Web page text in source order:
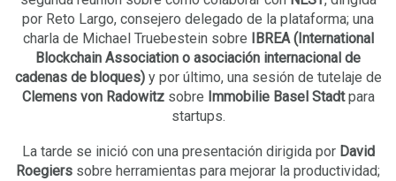
por Reto Largo, consejero delegado de la plataforma; una
charla de Michael Truebestein sobre IBREA (International
Blockchain Association o asociación internacional de
cadenas de bloques) y por último, una sesión de tutelaje de
Clemens von Radowitz sobre Immobilie Basel Stadtpara
startups.
La tarde se inició con una presentación dirigida por David
Roegiers sobre herramientas para mejorar la productividad;